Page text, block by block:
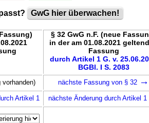
GwG hier überwachen!
§ 32 GwG n.F. (neue
in der am 01.08.2021
Fassung
durch Artikel 1 G. v.
BGBl. I S. 2083
vorhanden) nächste Fassung von § 32 →
Artikel 1 nächste Änderung durch Artikel 1